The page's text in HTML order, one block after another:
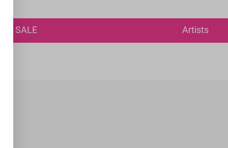
SALE Artists